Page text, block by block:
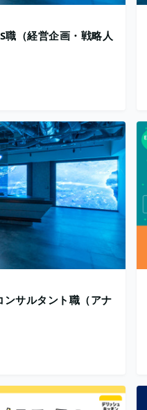
（経営企画・戦略人
サルタント職（アナ